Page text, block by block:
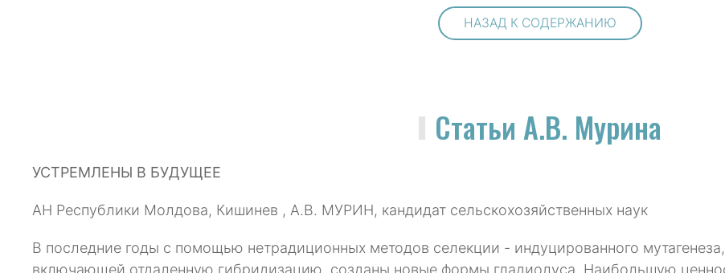
НАЗАД К СОДЕРЖАНИЮ
Статьи А.В. Мурина
УСТРЕМЛЕНЫ В БУДУЩЕЕ
АН Республики Молдова, Кишинев , А.В. МУРИН, кандидат сельскохозяйственных наук
В последние годы с помощью нетрадиционных методов селекции - индуцированного
включающей отдаленную гибридизацию, созданы новые формы гладиолуса. Наибольшую